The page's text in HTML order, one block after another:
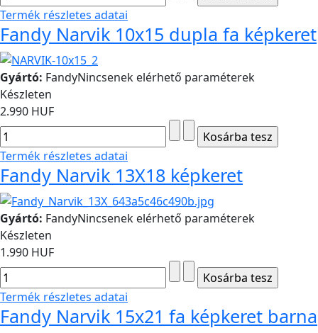
Termék részletes adatai
Fandy Narvik 10x15 dupla fa képkeret
Gyártó: FandyNincsenek elérhető paraméterek
Készleten
2.990 HUF
Termék részletes adatai
Fandy Narvik 13X18 képkeret
Gyártó: FandyNincsenek elérhető paraméterek
Készleten
1.990 HUF
Termék részletes adatai
Fandy Narvik 15x21 fa képkeret barna